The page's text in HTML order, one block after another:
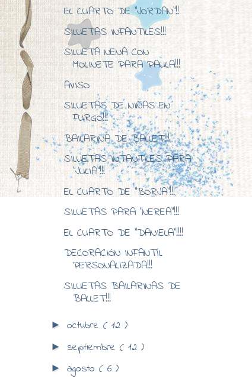
EL CUARTO DE "JORDAN"!!
SILUETAS INFANTILES!!!
SILUETA NENA CON
MOLINETE PARA PAULA!!!
AVISO
SILUETAS DE NIÑAS EN
FURGO!!!
BAILARINA DE BALLET!!!
SILUETAS INTANTILES PARA
"JULIA"!!!
EL CUARTO DE "BORJA"!!!
SILUETAS PARA "NEREA"!!!
EL CUARTO DE "DANIELA"!!!!
DECORACIÓN INFANTÍL
PERSONALIZADA!!!
SILUETAS BAILARINAS DE
BALLET!!!
► octubre ( 12 )
► septiembre ( 12 )
► agosto ( 6 )